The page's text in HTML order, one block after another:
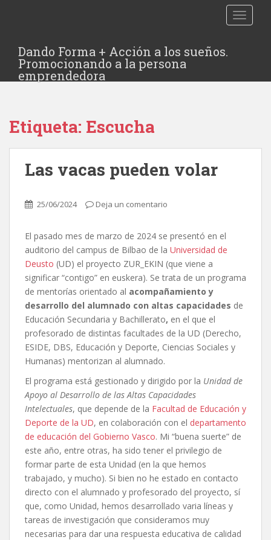
Dando Forma + Acción a los sueños.
Promocionando a la persona
emprendedora
Etiqueta: Escucha
Las vacas pueden volar
25/06/2024 Deja un comentario
El pasado mes de marzo de 2024 se presentó en el
auditorio del campus de Bilbao de la Universidad de
Deusto (UD) el proyecto ZUR_EKIN (que viene a
significar “contigo” en euskera). Se trata de un programa
de mentorías orientado al acompañamiento y
desarrollo del alumnado con altas capacidades de
Educación Secundaria y Bachillerato, en el que el
profesorado de distintas facultades de la UD (Derecho,
ESIDE, DBS, Educación y Deporte, Ciencias Sociales y
Humanas) mentorizan al alumnado.
El programa está gestionado y dirigido por la Unidad de
Apoyo al Desarrollo de las Altas Capacidades
Intelectuales, que depende de la Facultad de Educación y
Deporte de la UD, en colaboración con el departamento
de educación del Gobierno Vasco. Mi “buena suerte” de
este año, entre otras, ha sido tener el privilegio de
formar parte de esta Unidad (en la que hemos
trabajado, y mucho). Si bien no he estado en contacto
directo con el alumnado y profesorado del proyecto, sí
que, como Unidad, hemos desarrollado varia líneas y
tareas de investigación que consideramos muy
necesarias para dar una respuesta educativa de calidad